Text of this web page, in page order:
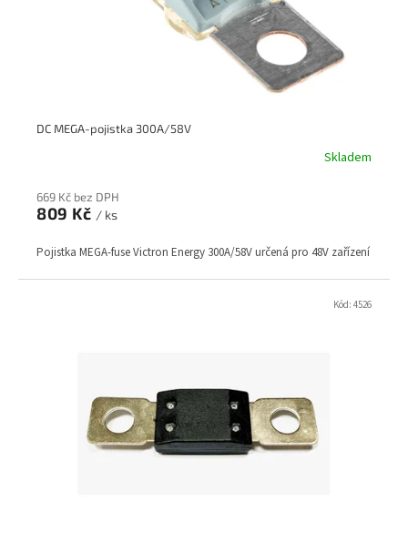
DC MEGA-pojistka 300A/58V
Skladem
669 Kč bez DPH
809 Kč / ks
Pojistka MEGA-fuse Victron Energy 300A/58V určená pro 48V zařízení
Kód: 4526